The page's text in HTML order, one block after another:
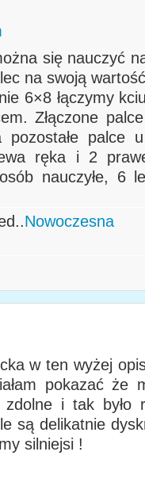
się nauczyć
na swoją
6×8 łączymy
Złączone
palce
ręka i 2
nauczyłe, 6
w ten wyżej
pokazać że
i tak było
są delikatnie
silniejsi !